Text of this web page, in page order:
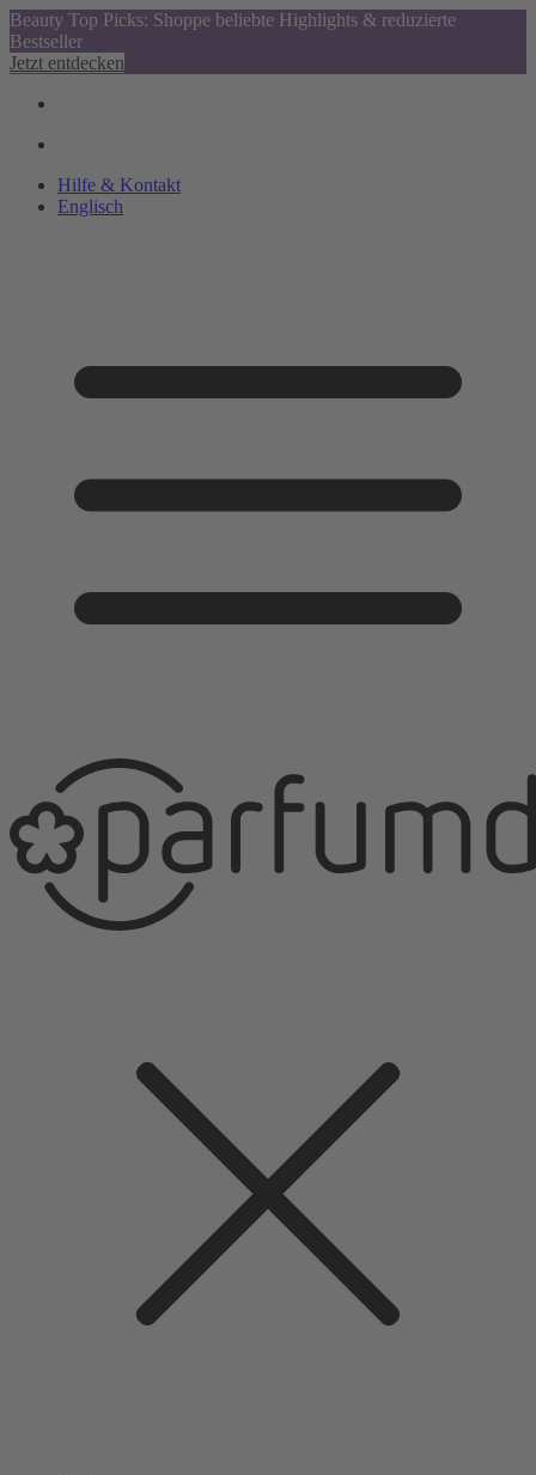
Beauty Top Picks: Shoppe beliebte Highlights & reduzierte
Bestseller
Jetzt entdecken
Hilfe & Kontakt
Englisch